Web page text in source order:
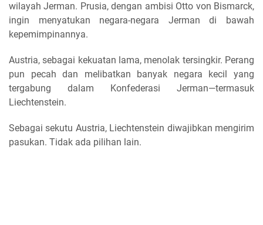
wilayah Jerman. Prusia, dengan ambisi Otto von Bismarck,
ingin menyatukan negara-negara Jerman di bawah
kepemimpinannya.
Austria, sebagai kekuatan lama, menolak tersingkir. Perang
pun pecah dan melibatkan banyak negara kecil yang
tergabung dalam Konfederasi Jerman—termasuk
Liechtenstein.
Sebagai sekutu Austria, Liechtenstein diwajibkan mengirim
pasukan. Tidak ada pilihan lain.